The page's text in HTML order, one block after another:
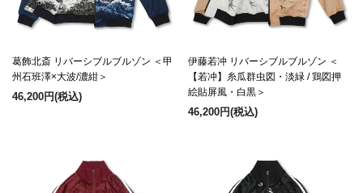
葛飾北斎 リバーシブルブルゾン ＜甲
州石班澤×大波/濃紺＞
46,200円(税込)
伊藤若冲 リバーシブルブルゾン ＜
【若冲】糸瓜群虫図・淡緑 / 鶏図押
絵貼屏風・白黒＞
46,200円(税込)